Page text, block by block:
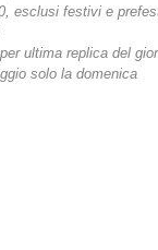
esclusi festivi e
ultima replica del
solo la domenica